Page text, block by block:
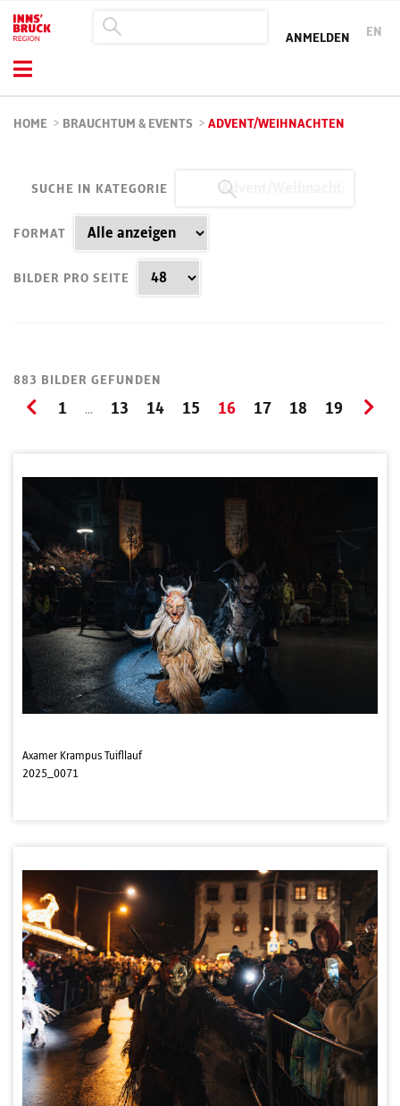
ANMELDEN EN
HOME > BRAUCHTUM & EVENTS > ADVENT/WEIHNACHTEN
SUCHE IN KATEGORIE
FORMAT
BILDER PRO SEITE
883 BILDER GEFUNDEN
1 ... 13 14 15 16 17 18 19
Axamer Krampus Tuifllauf
2025_0071